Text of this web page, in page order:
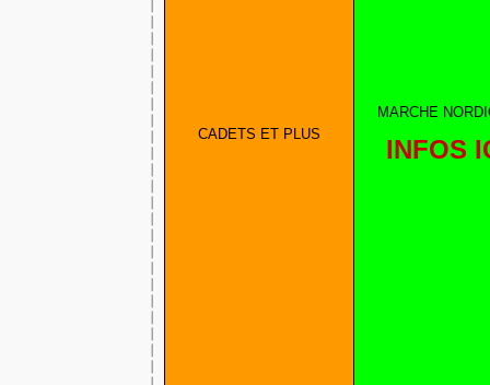
CADETS ET PLUS
MARCHE
INFOS